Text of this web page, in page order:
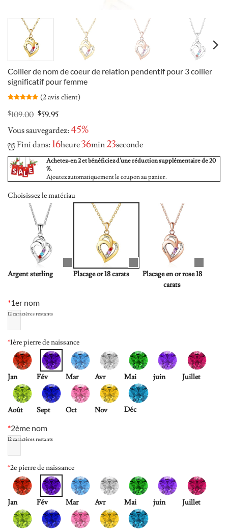
Collier de nom de coeur de relation pendentif pour 3 collier
significatif pour femme
5 basé sur
notations
(2avis client)
$109.00 Original
was:
$109.00.
$59.95Current
is:
$59.95.
Vous sauvegardez:45%
Fini dans:16heure36min22seconde
Achetez-en 2 et bénéficiez d'une réduction supplémentaire de 20
%.
Ajoutez automatiquement le coupon au panier.
Choisissez le matériau
Argent sterling Placage or 18 carats
Placage en or rose 18
carats
*1er nom
12caractères restants
*1ère pierre de naissance
Jan Fév Mar Avr Mai juin Juillet
Août Sept Oct Nov
Déc
*2ème nom
12caractères restants
*2e pierre de naissance
Jan Fév Mar Avr Mai juin Juillet